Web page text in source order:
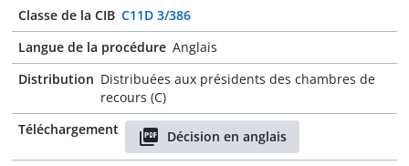
Classe de la CIB C11D 3/386
Langue de la procédure Anglais
Distribution Distribuées aux présidents des chambres de
recours (C)
Téléchargement
Décision en anglais